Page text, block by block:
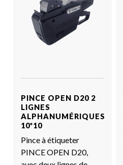
PINCE OPEN D20 2
LIGNES
ALPHANUMÉRIQUES
10*10
Pince à étiqueter
PINCE OPEN D20,